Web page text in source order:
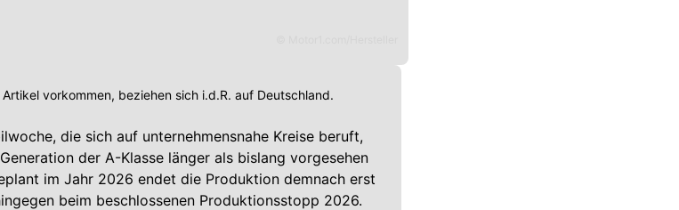
vorkommen, beziehen sich i.d.R. auf Deutschland.
die sich auf unternehmensnahe Kreise beruft,
der A-Klasse länger als bislang vorgesehen
im Jahr 2026 endet die Produktion demnach erst
beim beschlossenen Produktionsstopp 2026.